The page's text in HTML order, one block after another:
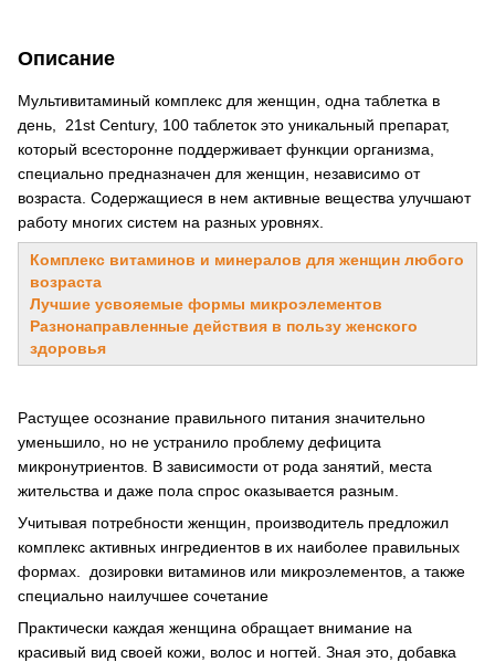
Описание
Мультивитаминый комплекс для женщин, одна таблетка в
день, 21st Century, 100 таблеток это уникальный препарат,
который всесторонне поддерживает функции организма,
специально предназначен для женщин, независимо от
возраста. Содержащиеся в нем активные вещества улучшают
работу многих систем на разных уровнях.
Комплекс витаминов и минералов для женщин любого
возраста
Лучшие усвояемые формы микроэлементов
Разнонаправленные действия в пользу женского
здоровья
Растущее осознание правильного питания значительно
уменьшило, но не устранило проблему дефицита
микронутриентов. В зависимости от рода занятий, места
жительства и даже пола спрос оказывается разным.
Учитывая потребности женщин, производитель предложил
комплекс активных ингредиентов в их наиболее правильных
формах. дозировки витаминов или микроэлементов, а также
специально наилучшее сочетание
Практически каждая женщина обращает внимание на
красивый вид своей кожи, волос и ногтей. Зная это, добавка